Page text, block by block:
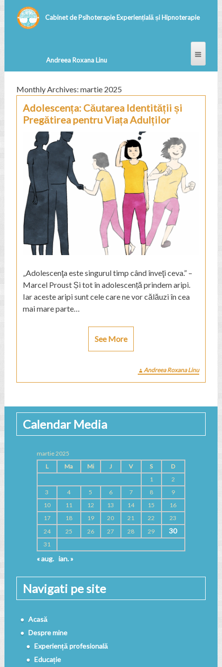
Monthly Archives: martie 2025
Adolescența: Căutarea Identității și
Pregătirea pentru Viața Adulților
„Adolescenţa este singurul timp când înveţi ceva.” –
Marcel Proust Și tot în adolescență prindem aripi.
Iar aceste aripi sunt cele care ne vor călăuzi în cea
mai mare parte…
See More
Andreea Roxana Linu
Calendar Media
martie 2025
L
Ma Mi J V S
D
1
2
3
4 5 6 7 8
9
10
11 12 13 14 15
16
17
18 19 20 21 22
23
24
25 26 27 28 29 30
31
« aug. ian. »
Navigati pe site
Acasă
Despre mine
Experiență profesională
Educație